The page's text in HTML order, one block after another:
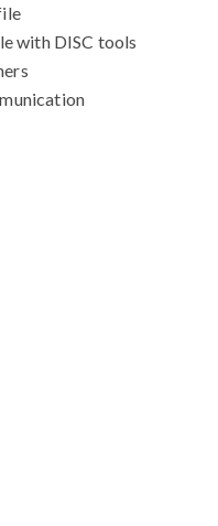
with DISC tools